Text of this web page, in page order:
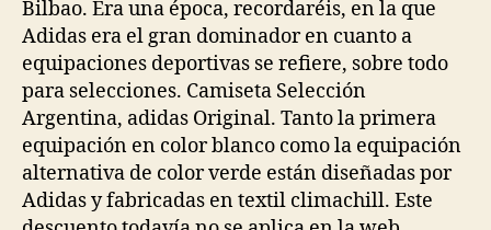
Bilbao. Era una época, recordaréis, en la que
Adidas era el gran dominador en cuanto a
equipaciones deportivas se refiere, sobre todo
para selecciones. Camiseta Selección
Argentina, adidas Original. Tanto la primera
equipación en color blanco como la equipación
alternativa de color verde están diseñadas por
Adidas y fabricadas en textil climachill. Este